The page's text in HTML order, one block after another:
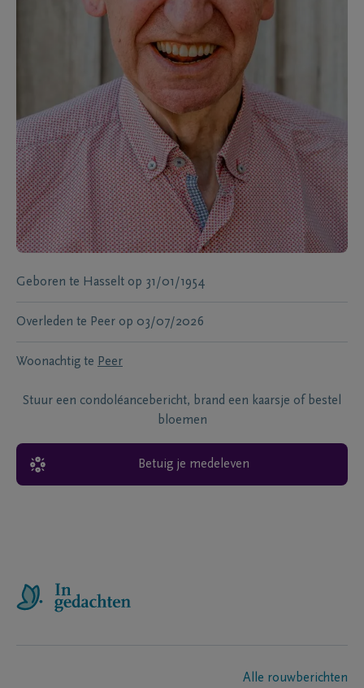
Geboren te Hasselt op 31/01/1954
Overleden te Peer op 03/07/2026
Woonachtig te Peer
Stuur een condoléancebericht, brand een kaarsje of bestel
bloemen
Betuig je medeleven
Alle rouwberichten